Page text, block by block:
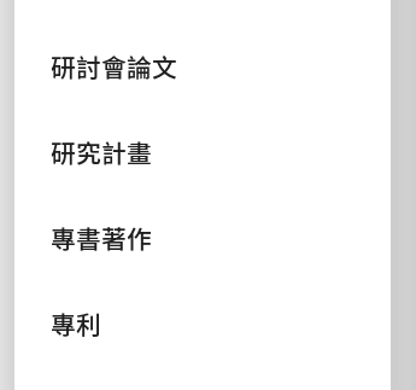
研討會論文
研究計畫
專書著作
專利